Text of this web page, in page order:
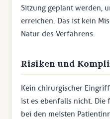
Sitzung geplant werden,
erreichen. Das ist kein
Natur des Verfahrens.
Risiken und
Kein chirurgischer
ist es ebenfalls nicht. Die
bei den meisten